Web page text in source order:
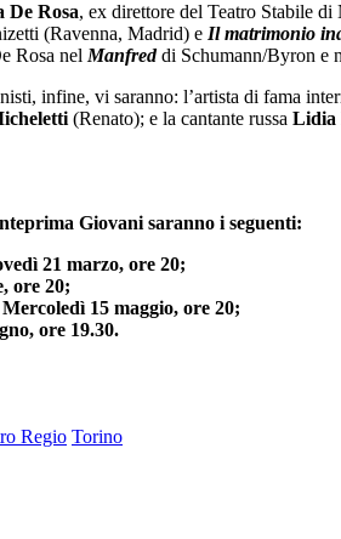
De Rosa, ex direttore del Teatro Stabile di
(Ravenna, Madrid) e Il matrimonio
Rosa nel Manfreddi Schumann/Byron e
infine, vi saranno: l’artista di fama
(Renato); e la cantante russa Lidia
Giovani saranno i seguenti:
21 marzo, ore 20;
ore 20;
15 maggio, ore 20;
ore 19.30.
Regio Torino